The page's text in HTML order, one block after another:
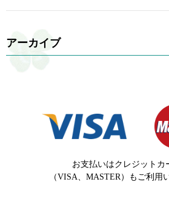
アーカイブ
お支払いはクレジットカ
（VISA、MASTER）もご利用